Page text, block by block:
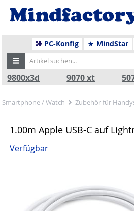
PC-Konfig MindStar
9800x3d 9070 xt
Smartphone / Watch Zubehör für
1.00m Apple USB-C auf
Verfügbar